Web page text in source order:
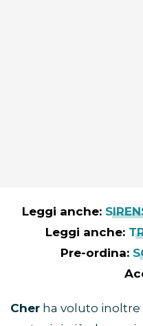
Leggi anche:
Leggi anche:
Pre-ordina:
Cher ha voluto